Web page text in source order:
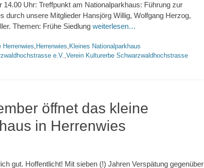
14.00 Uhr: Treffpunkt am Nationalparkhaus: Führung zur
durch unsere Mitglieder Hansjörg Willig, Wolfgang Herzog,
Themen: Frühe Siedlung weiterlesen…
Herrenwies, Herrenwies, Kleines Nationalparkhaus
e.V.,Verein Kulturerbe Schwarzwaldhochstrasse
öffnet das kleine
in Herrenwies
gut. Hoffentlicht! Mit sieben (!) Jahren Verspätung gegenüber